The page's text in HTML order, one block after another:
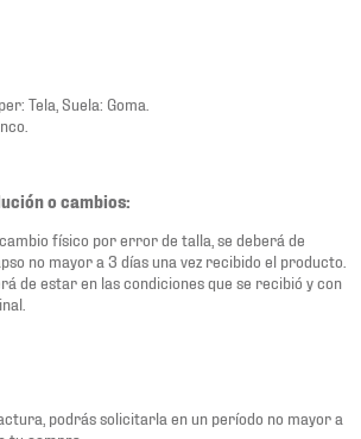
Tela, Suela: Goma.
o cambios:
físico por error de talla, se deberá de
no mayor a 3 días una vez recibido el producto.
de estar en las condiciones que se recibió y con
podrás solicitarla en un período no mayor a